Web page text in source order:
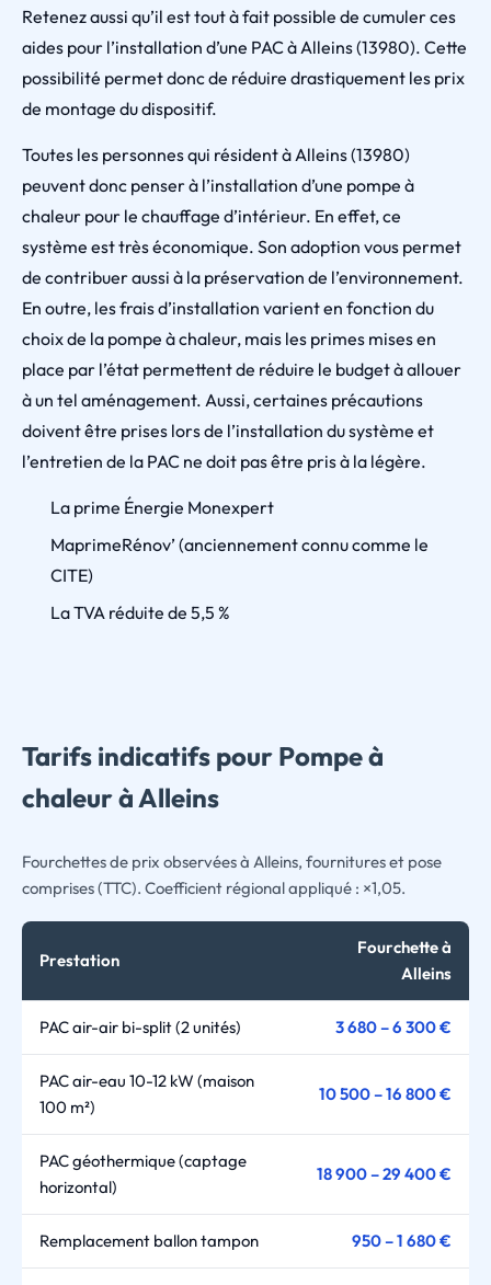
Retenez aussi qu’il est tout à fait possible de cumuler ces
aides pour l’installation d’une PAC à Alleins (13980). Cette
possibilité permet donc de réduire drastiquement les prix
de montage du dispositif.
Toutes les personnes qui résident à Alleins (13980)
peuvent donc penser à l’installation d’une pompe à
chaleur pour le chauffage d’intérieur. En effet, ce
système est très économique. Son adoption vous permet
de contribuer aussi à la préservation de l’environnement.
En outre, les frais d’installation varient en fonction du
choix de la pompe à chaleur, mais les primes mises en
place par l’état permettent de réduire le budget à allouer
à un tel aménagement. Aussi, certaines précautions
doivent être prises lors de l’installation du système et
l’entretien de la PAC ne doit pas être pris à la légère.
La prime Énergie Monexpert
MaprimeRénov’ (anciennement connu comme le
CITE)
La TVA réduite de 5,5 %
Tarifs indicatifs pour Pompe à
chaleur à Alleins
Fourchettes de prix observées à Alleins, fournitures et pose
comprises (TTC). Coefficient régional appliqué : ×1,05.
Prestation
Fourchette à
Alleins
PAC air-air bi-split (2 unités) 3 680 – 6 300 €
PAC air-eau 10-12 kW (maison
100 m²)
10 500 – 16 800 €
PAC géothermique (captage
horizontal)
18 900 – 29 400 €
Remplacement ballon tampon 950 – 1 680 €